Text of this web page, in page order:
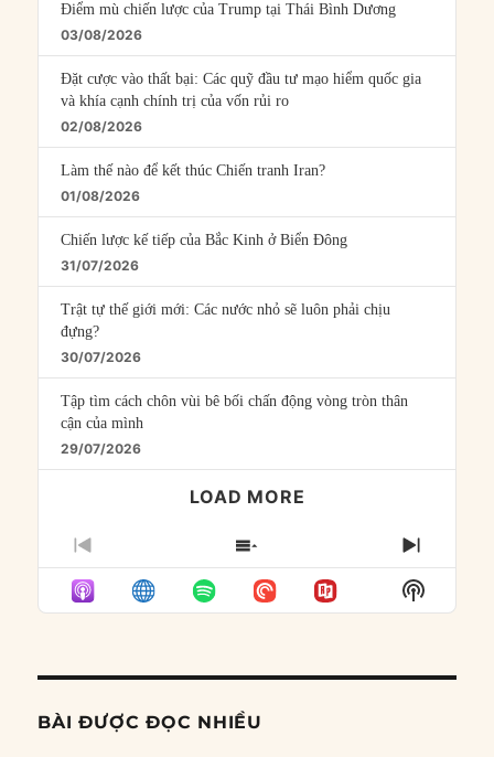
Điểm mù chiến lược của Trump tại Thái Bình Dương
03/08/2026
Đặt cược vào thất bại: Các quỹ đầu tư mạo hiểm quốc gia
và khía cạnh chính trị của vốn rủi ro
02/08/2026
Làm thế nào để kết thúc Chiến tranh Iran?
01/08/2026
Chiến lược kế tiếp của Bắc Kinh ở Biển Đông
31/07/2026
Trật tự thế giới mới: Các nước nhỏ sẽ luôn phải chịu
đựng?
30/07/2026
Tập tìm cách chôn vùi bê bối chấn động vòng tròn thân
cận của mình
29/07/2026
LOAD MORE
PREVIOUS
EPISODE
SHOW
EPISODES
LIST
NEXT
Show
Podcast
BÀI ĐƯỢC ĐỌC NHIỀU